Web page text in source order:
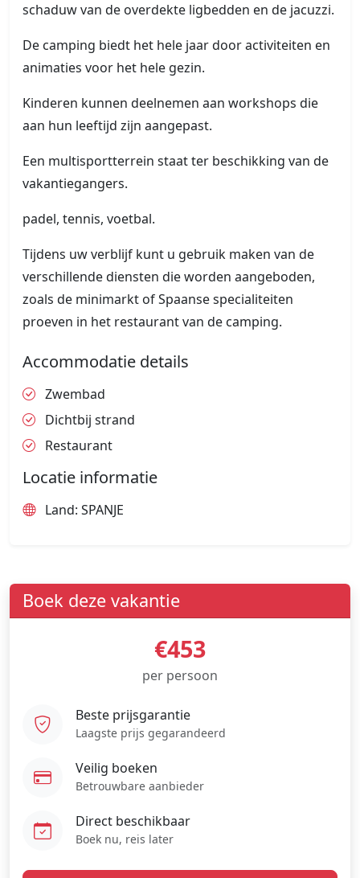
schaduw van de overdekte ligbedden en de jacuzzi.
De camping biedt het hele jaar door activiteiten en
animaties voor het hele gezin.
Kinderen kunnen deelnemen aan workshops die
aan hun leeftijd zijn aangepast.
Een multisportterrein staat ter beschikking van de
vakantiegangers.
padel, tennis, voetbal.
Tijdens uw verblijf kunt u gebruik maken van de
verschillende diensten die worden aangeboden,
zoals de minimarkt of Spaanse specialiteiten
proeven in het restaurant van de camping.
Accommodatie details
Zwembad
Dichtbij strand
Restaurant
Locatie informatie
Land: SPANJE
Boek deze vakantie
€453
per persoon
Beste prijsgarantie
Laagste prijs gegarandeerd
Veilig boeken
Betrouwbare aanbieder
Direct beschikbaar
Boek nu, reis later